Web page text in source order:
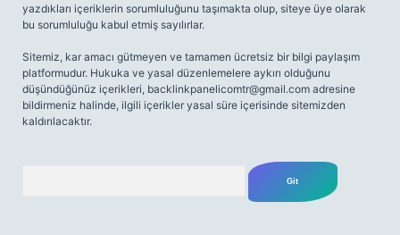
yazdıkları içeriklerin sorumluluğunu taşımakta olup, siteye üye olarak
bu sorumluluğu kabul etmiş sayılırlar.
Sitemiz, kar amacı gütmeyen ve tamamen ücretsiz bir bilgi paylaşım
platformudur. Hukuka ve yasal düzenlemelere aykırı olduğunu
düşündüğünüz içerikleri, backlinkpanelicomtr@gmail.com adresine
bildirmeniz halinde, ilgili içerikler yasal süre içerisinde sitemizden
kaldırılacaktır.